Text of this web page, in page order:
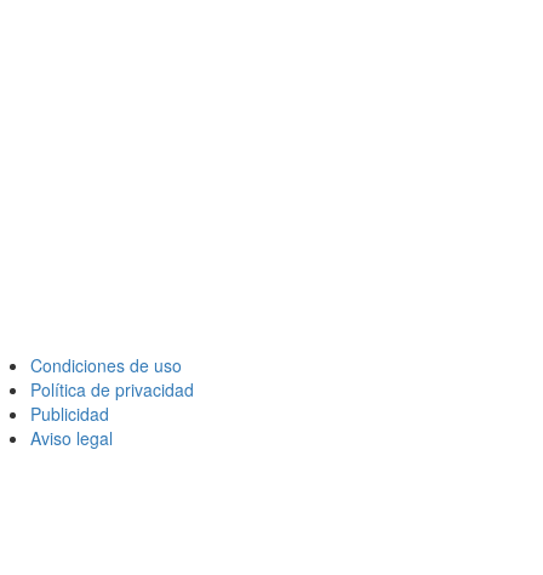
Condiciones de uso
Política de privacidad
Publicidad
Aviso legal